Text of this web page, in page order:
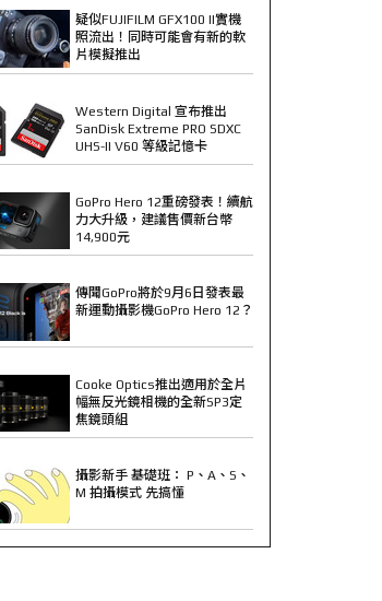
疑似FUJIFILM GFX100 II實機
照流出！同時可能會有新的軟
片模擬推出
Western Digital 宣布推出
SanDisk Extreme PRO SDXC
UHS-II V60 等級記憶卡
GoPro Hero 12重磅發表！續航
力大升級，建議售價新台幣
14,900元
傳聞GoPro將於9月6日發表最
新運動攝影機GoPro Hero 12？
Cooke Optics推出適用於全片
幅無反光鏡相機的全新SP3定
焦鏡頭組
攝影新手 基礎班： P、A、S、
M 拍攝模式 先搞懂